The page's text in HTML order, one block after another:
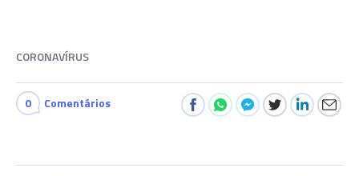
CORONAVÍRUS
0 Comentários